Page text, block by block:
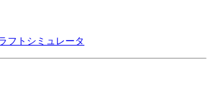
フトシミュレータ